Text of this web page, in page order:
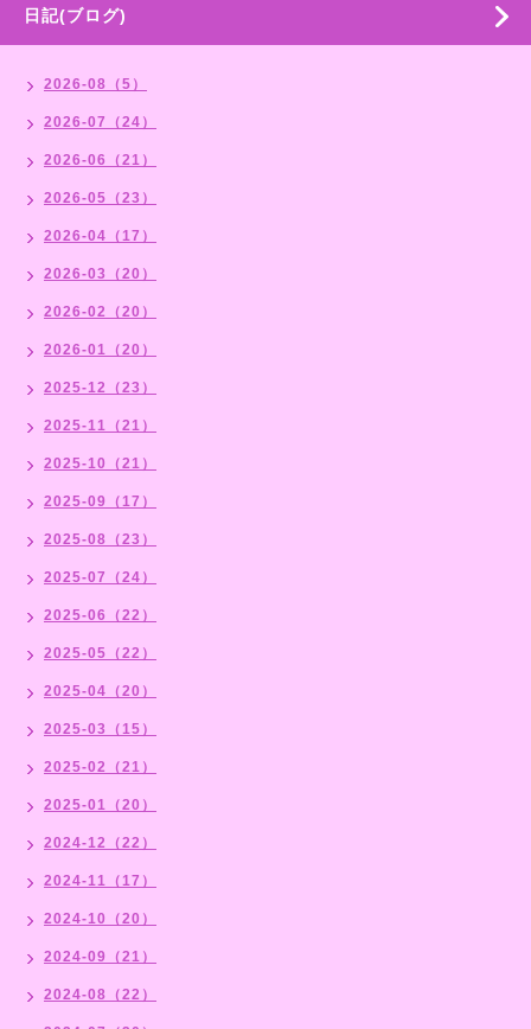
日記(ブログ)
2026-08（5）
2026-07（24）
2026-06（21）
2026-05（23）
2026-04（17）
2026-03（20）
2026-02（20）
2026-01（20）
2025-12（23）
2025-11（21）
2025-10（21）
2025-09（17）
2025-08（23）
2025-07（24）
2025-06（22）
2025-05（22）
2025-04（20）
2025-03（15）
2025-02（21）
2025-01（20）
2024-12（22）
2024-11（17）
2024-10（20）
2024-09（21）
2024-08（22）